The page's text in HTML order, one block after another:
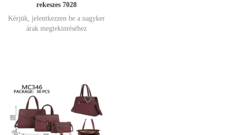
rekeszes 7028
Kérjük, jelentkezzen be a nagyker
árak megtekintéséhez